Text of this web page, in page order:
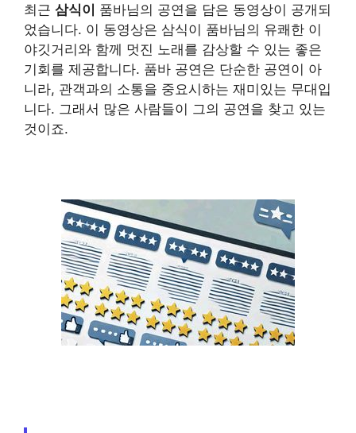
최근 삼식이 품바님의 공연을 담은 동영상이 공개되
었습니다. 이 동영상은 삼식이 품바님의 유쾌한 이
야깃거리와 함께 멋진 노래를 감상할 수 있는 좋은
기회를 제공합니다. 품바 공연은 단순한 공연이 아
니라, 관객과의 소통을 중요시하는 재미있는 무대입
니다. 그래서 많은 사람들이 그의 공연을 찾고 있는
것이죠.